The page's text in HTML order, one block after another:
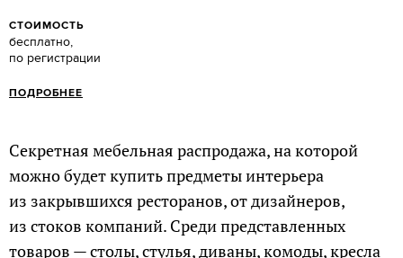
СТОИМОСТЬ
бесплатно,
по регистрации
ПОДРОБНЕЕ
Секретная мебельная распродажа, на которой
можно будет купить предметы интерьера
из закрывшихся ресторанов, от дизайнеров,
из стоков компаний. Среди представленных
товаров — столы, стулья, диваны, комоды, кресла